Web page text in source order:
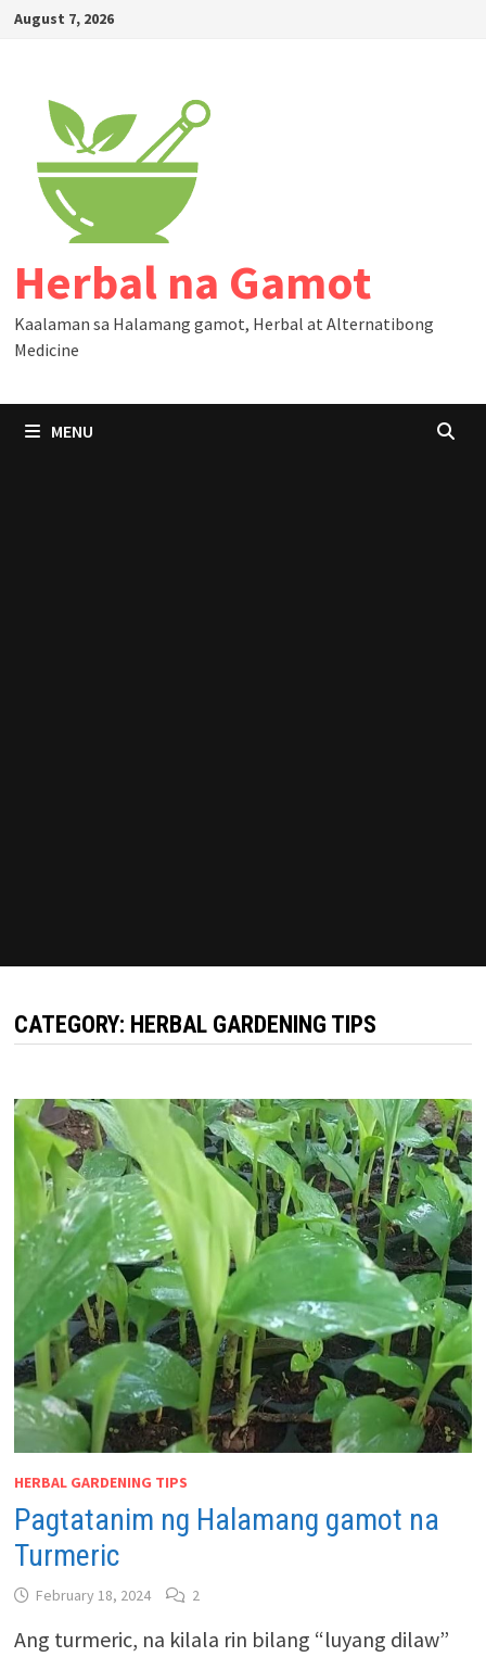
Skip
August 7, 2026
Herbal na Gamot
Kaalaman sa Halamang gamot, Herbal at Alternatibong
Medicine
MENU
CATEGORY: HERBAL GARDENING TIPS
HERBAL GARDENING TIPS
Pagtatanim ng Halamang gamot na
Turmeric
February 18, 2024 2
Ang turmeric, na kilala rin bilang “luyang dilaw”